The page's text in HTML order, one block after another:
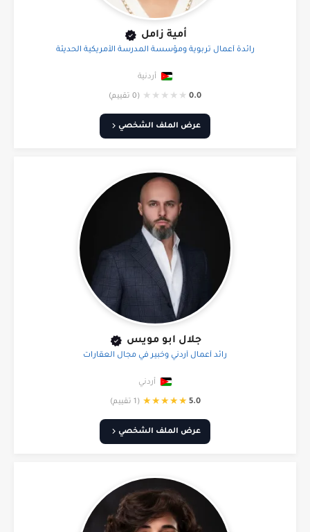
أمية زامل
رائدة أعمال تربوية ومؤسسة المدرسة الأمريكية الحديثة
أردنية
0.0
★
★
★
★
★ (0 تقييم)
عرض الملف الشخصي
جلال ابو مويس
رائد أعمال أردني وخبير في مجال العقارات
أردني
5.0
★
★
★
★
★ (1 تقييم)
عرض الملف الشخصي